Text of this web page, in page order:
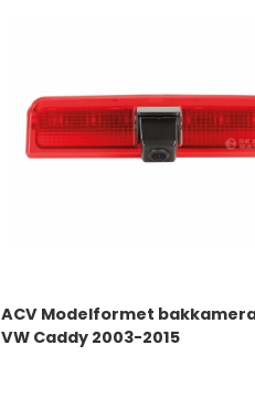
ACV Modelformet
VW Caddy 2003-2015